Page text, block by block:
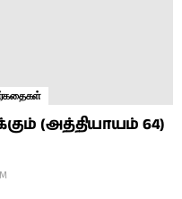
(அத்தியாயம் 64)